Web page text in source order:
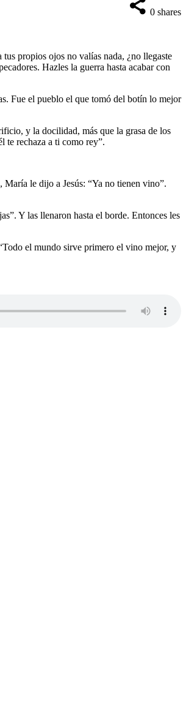
0 shares
propios ojos no valías nada, ¿no llegaste
Hazles la guerra hasta acabar con
Fue el pueblo el que tomó del botín lo mejor
y la docilidad, más que la grasa de los
te rechaza a ti como rey”.
le dijo a Jesús: “Ya no tienen vino”.
Y las llenaron hasta el borde. Entonces les
el mundo sirve primero el vino mejor, y